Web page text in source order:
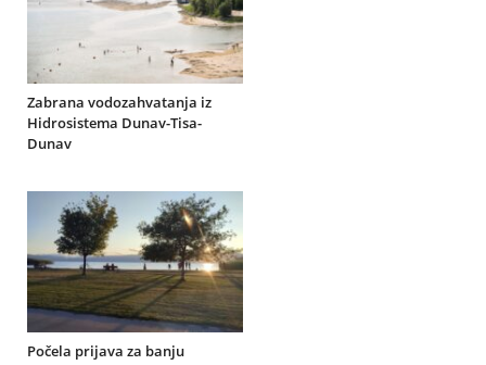
Zabrana vodozahvatanja iz
Hidrosistema Dunav-Tisa-
Dunav
Počela prijava za banju